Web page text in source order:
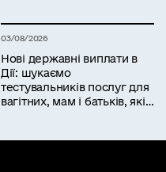
03/08/2026
Нові державні виплати в
Дії: шукаємо
тестувальників послуг для
вагітних, мам і батьків, які